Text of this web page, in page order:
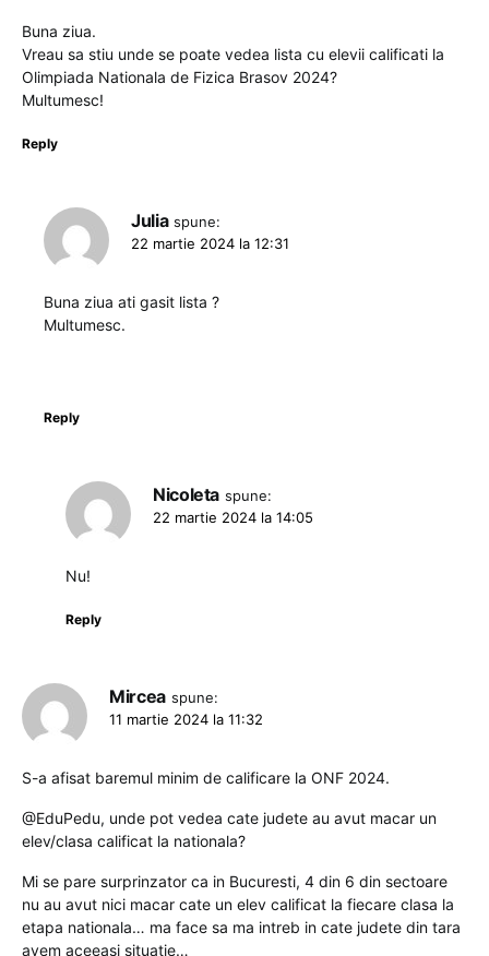
Buna ziua.
Vreau sa stiu unde se poate vedea lista cu elevii calificati la
Olimpiada Nationala de Fizica Brasov 2024?
Multumesc!
Reply
Julia spune:
22 martie 2024 la 12:31
Buna ziua ati gasit lista ?
Multumesc.
Reply
Nicoleta spune:
22 martie 2024 la 14:05
Nu!
Reply
Mircea spune:
11 martie 2024 la 11:32
S-a afisat baremul minim de calificare la ONF 2024.
@EduPedu, unde pot vedea cate judete au avut macar un
elev/clasa calificat la nationala?
Mi se pare surprinzator ca in Bucuresti, 4 din 6 din sectoare
nu au avut nici macar cate un elev calificat la fiecare clasa la
etapa nationala… ma face sa ma intreb in cate judete din tara
avem aceeasi situatie…